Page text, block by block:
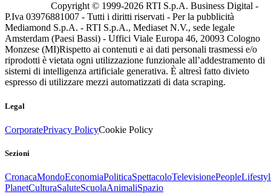
Copyright © 1999-2026 RTI S.p.A. Business Digital -
P.Iva 03976881007 - Tutti i diritti riservati - Per la pubblicità
Mediamond S.p.A. - RTI S.p.A., Mediaset N.V., sede legale
Amsterdam (Paesi Bassi) - Uffici Viale Europa 46, 20093 Cologno
Monzese (MI)Rispetto ai contenuti e ai dati personali trasmessi e/o
riprodotti è vietata ogni utilizzazione funzionale all’addestramento di
sistemi di intelligenza artificiale generativa. È altresì fatto divieto
espresso di utilizzare mezzi automatizzati di data scraping.
Legal
CorporatePrivacy PolicyCookie Policy
Sezioni
CronacaMondoEconomiaPoliticaSpettacoloTelevisionePeople
PlanetCulturaSaluteScuolaAnimaliSpazio